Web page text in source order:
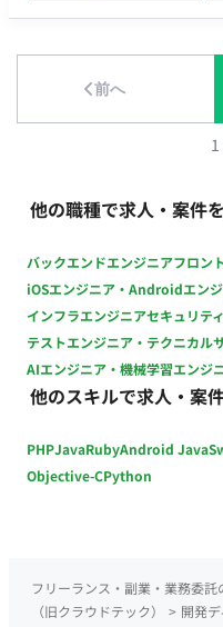
み）を使用した月次数値チェック作業 あら
SQLを実行し、結果を
的業務）】 社内ツールの
保守チームへの配属となり
の流れ 毎月の営業日スケジ
ティン作業を行いながら、
ンセル申請などの突発的な
ニュアルが完備されている
に進めていただきます。 ■開発環境（言語、FW、DB、インフ
ラ、ツール） OS・環境：ターミナル
カットキー）、PowerPoint その他：VB（読解が発生する可能
性あり） ■開発フェーズと予定 既存の動画配信サービスの運用
仕組みや運用の流れを学ぶ
前へ
1
他の職種で求人・案件
バックエンドエンジニアフロン
iOSエンジニア・Androidエン
インフラエンジニアセキュリテ
テストエンジニア・テクニカル
AIエンジニア・機械学習エンジ
他のスキルで求人・案
PHPJavaRubyAndroid Java
Objective-CPython
フリーランス・副業・業務委
（旧クラウドテック）
> 開発